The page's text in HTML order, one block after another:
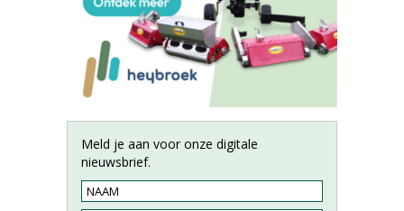
Meld je aan voor onze digitale
nieuwsbrief.